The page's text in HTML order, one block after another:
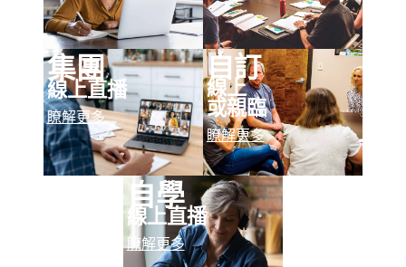
集團
線上直播
瞭解更多
自訂
線上
或親臨
瞭解更多
自學
線上直播
瞭解更多